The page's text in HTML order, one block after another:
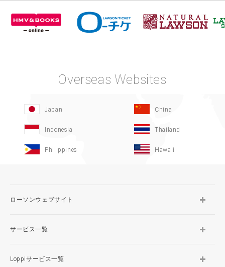
Overseas Websites
Japan China
Indonesia Thailand
Philippines Hawaii
ローソンウェブサイト
サービス一覧
Loppiサービス一覧